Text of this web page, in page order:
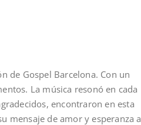
de Gospel Barcelona. Con un
La música resonó en cada
encontraron en esta
mensaje de amor y esperanza a